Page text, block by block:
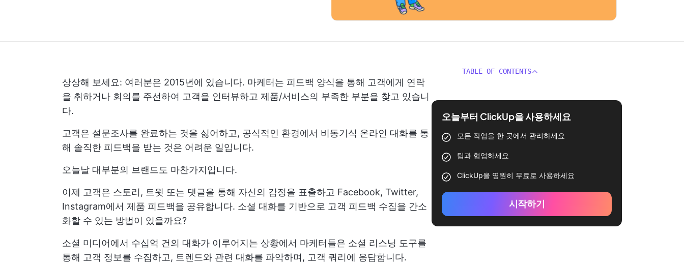
상상해 보세요: 여러분은 2015년에 있습니다. 마케터는 피드백 양식을 통해 고객에게 연락
을 취하거나 회의를 주선하여 고객을 인터뷰하고 제품/서비스의 부족한 부분을 찾고 있습니
다.
고객은 설문조사를 완료하는 것을 싫어하고, 공식적인 환경에서 비동기식 온라인 대화를 통
해 솔직한 피드백을 받는 것은 어려운 일입니다.
오늘날 대부분의 브랜드도 마찬가지입니다.
이제 고객은 스토리, 트윗 또는 댓글을 통해 자신의 감정을 표출하고 Facebook, Twitter,
Instagram에서 제품 피드백을 공유합니다. 소셜 대화를 기반으로 고객 피드백 수집을 간소
화할 수 있는 방법이 있을까요?
소셜 미디어에서 수십억 건의 대화가 이루어지는 상황에서 마케터들은 소셜 리스닝 도구를
통해 고객 정보를 수집하고, 트렌드와 관련 대화를 파악하며, 고객 쿼리에 응답합니다.
TABLE OF CONTENTS
오늘부터 ClickUp을 사용하세요
모든 작업을 한 곳에서 관리하세요
팀과 협업하세요
ClickUp을 영원히 무료로 사용하세요
시작하기